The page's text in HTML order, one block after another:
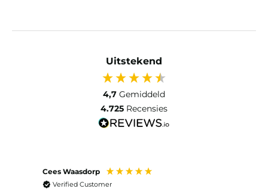
Uitstekend
4,7 Gemiddeld
4.725 Recensies
Cees Waasdorp
Verified Customer